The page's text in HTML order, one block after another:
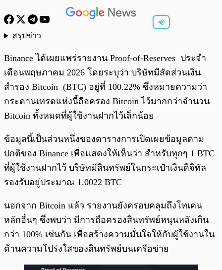
สรุปข่าว
Binance ได้เผยแพร่รายงาน Proof-of-Reserves ประจำ
เดือนพฤษภาคม 2026 โดยระบุว่า บริษัทมีสัดส่วนเงิน
สำรอง Bitcoin (BTC) อยู่ที่ 100.22% ซึ่งหมายความว่า
กระดานเทรดแห่งนี้ถือครอง Bitcoin ไว้มากกว่าจำนวน
Bitcoin ทั้งหมดที่ผู้ใช้งานฝากไว้เล็กน้อย
ข้อมูลนี้เป็นส่วนหนึ่งของตารางการเปิดเผยข้อมูลตาม
ปกติของ Binance เพื่อแสดงให้เห็นว่า สำหรับทุกๆ 1 BTC
ที่ผู้ใช้งานฝากไว้ บริษัทมีสินทรัพย์ในกระเป๋าเงินดิจิทัล
รองรับอยู่ประมาณ 1.0022 BTC
นอกจาก Bitcoin แล้ว รายงานยังครอบคลุมถึงโทเคน
หลักอื่นๆ ซึ่งพบว่า มีการถือครองสินทรัพย์หนุนหลังเกิน
กว่า 100% เช่นกัน เพื่อสร้างความมั่นใจให้กับผู้ใช้งานใน
ด้านความโปร่งใสของสินทรัพย์บนเครือข่าย